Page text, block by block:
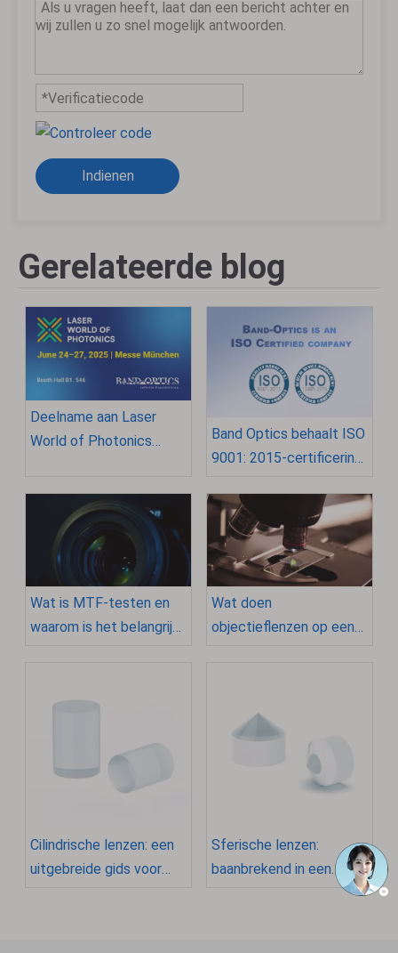
Indienen
Gerelateerde blog
Deelname aan Laser
World of Photonics
Band Optics behaalt ISO
9001: 2015-certificering:
en uitmuntendheid
Wat is MTF-testen en
waarom is het belangrijk
Wat doen
objectieflenzen op een
Cilindrische lenzen: een
uitgebreide gids voor
Sferische lenzen:
baanbrekend in een